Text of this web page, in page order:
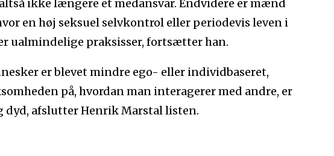
altså ikke længere et medansvar. Endvidere er mænd
en høj seksuel selvkontrol eller periodevis leven i
ualmindelige praksisser, fortsætter han.
er blevet mindre ego- eller individbaseret,
på, hvordan man interagerer med andre, er
dyd, afslutter Henrik Marstal listen.